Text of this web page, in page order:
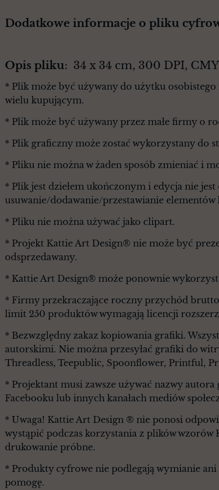
Dodatkowe informacje o pliku
Opis pliku: 34 x 34 cm, 300 DPI,
* Plik może być używany do użytku
wielu kupującym.
* Plik może być używany przez małe firmy o
* Plik graficzny może zostać wykorzystany do
* Pliku nie można w żaden sposób zmieniać i
* Plik jest dziełem ukończonym i edycja nie
usuwanie/dodawanie/przestawianie
* Pliku nie można używać jako clipart.
* Projekt Kattie Art Design® nie może być
odsprzedawany.
* Kattie Art Design® może ponownie
* Firmy przekraczające roczny przychód
limit 250 produktów wymagają licencji
* Bezwzględny zakaz kopiowania grafiki.
autorskimi. Nie można przesyłać grafiki do
Threadless, Teepublic, Spoonflower, Printful,
* Projektant musi zawsze używać nazwy
Facebooku lub innych kanałach mediów
* Uwaga! Kattie Art Design ® nie ponosi
wystąpić podczas korzystania z plików
drukowanie próbne.
* Produkty cyfrowe nie podlegają wymianie
pomogę.